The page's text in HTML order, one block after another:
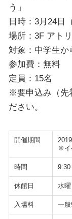
う」
日時：3月24日
場所：3F アト
対象：中学生か
参加費：無料
定員：15名
※要申込み（先
ださい。
開催期間
※イ
時間 9:30
休館日 水
入場料 一